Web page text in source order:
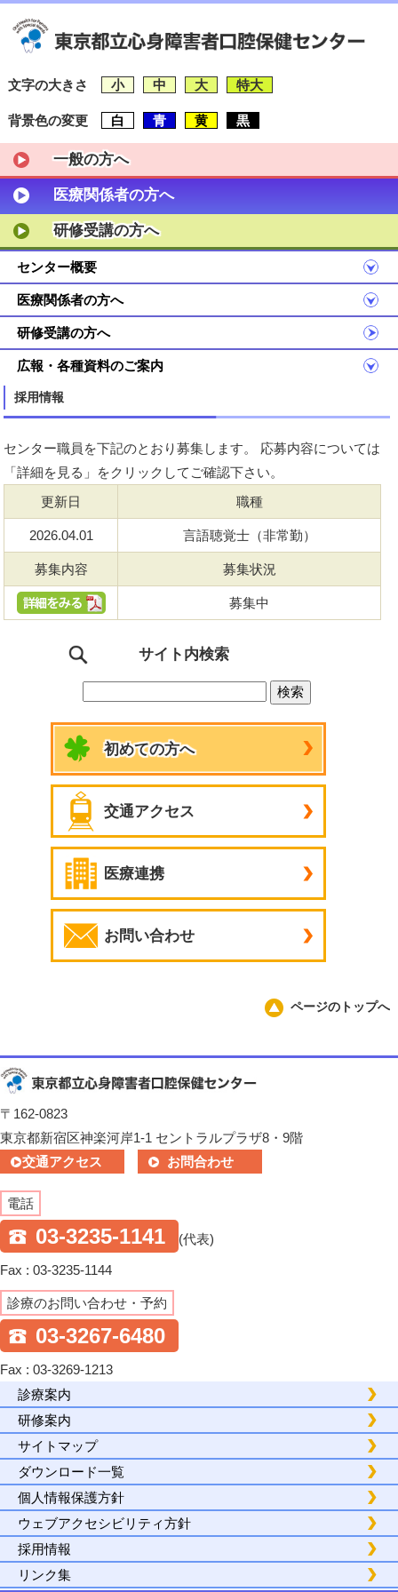
文字の大きさ 小 中 大 特大
背景色の変更 白 青 黄 黒
一般の方へ
医療関係者の方へ
研修受講の方へ
センター概要
医療関係者の方へ
研修受講の方へ
広報・各種資料のご案内
採用情報
センター職員を下記のとおり募集します。 応募内容については
「詳細を見る」をクリックしてご確認下さい。
更新日
職種
2026.04.01 言語聴覚士（非常勤）
募集内容 募集状況
募集中
サイト内検索
初めての方へ
交通アクセス
医療連携
お問い合わせ
ページのトップへ
〒162-0823
東京都新宿区神楽河岸1-1 セントラルプラザ8・9階
交通アクセス
お問合わせ
電話
03-3235-1141 (代表)
Fax : 03-3235-1144
診療のお問い合わせ・予約
03-3267-6480
Fax : 03-3269-1213
診療案内
研修案内
サイトマップ
ダウンロード一覧
個人情報保護方針
ウェブアクセシビリティ方針
採用情報
リンク集